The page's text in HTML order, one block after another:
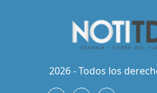
2026 - Todos los